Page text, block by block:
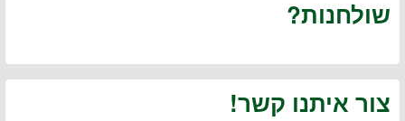
שולחנות?
צור איתנו קשר!